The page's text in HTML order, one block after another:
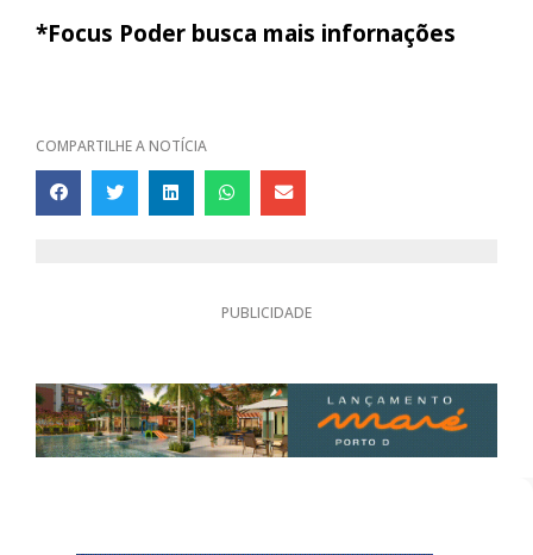
*Focus Poder busca mais infornações
COMPARTILHE A NOTÍCIA
PUBLICIDADE